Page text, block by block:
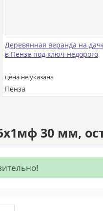
Деревянная веранда на
в Пензе под ключ недорого
цена не указана
Пенза
30 мм,